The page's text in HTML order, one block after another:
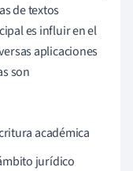
de textos
es influir en el
aplicaciones
son
académica
jurídico